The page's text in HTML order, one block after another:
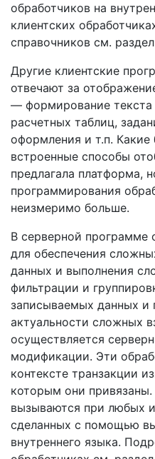
обработчиков на
клиентских
справочников см.
Другие клиентские
отвечают за
— формирование текста
расчетных таблиц,
оформления и т.п.
встроенные способы
предлагала платформа,
программирования
неизмеримо больше.
В серверной программе
для обеспечения
данных и выполнения
фильтрации и
записываемых данных и
актуальности сложных
осуществляется
модификации. Эти
контексте транзакции
которым они
вызываются при любых
сделанных с помощью
внутреннего языка.